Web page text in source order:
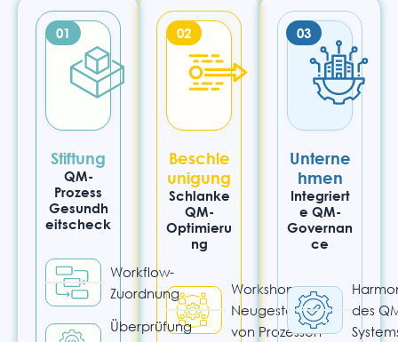
01
Stiftung
QM-
Prozess
Gesundh
eitscheck
Workflow-
Zuordnung
Überprüfung
02
Beschle
unigung
Schlanke
QM-
Optimieru
ng
Workshops zur
Neugestaltung
von Prozessen
03
Unterne
hmen
Integriert
e QM-
Governan
ce
des